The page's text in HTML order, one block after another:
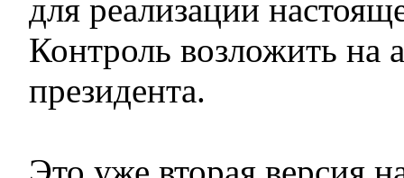
для реализации
Контроль возложить на
президента.